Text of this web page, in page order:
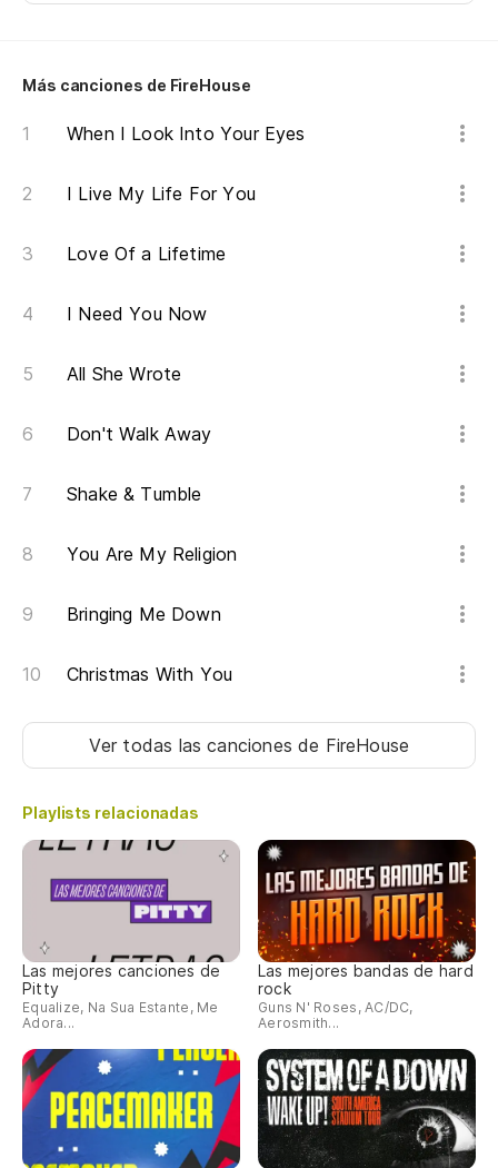
Más canciones de FireHouse
When I Look Into Your Eyes
I Live My Life For You
Love Of a Lifetime
I Need You Now
All She Wrote
Don't Walk Away
Shake & Tumble
You Are My Religion
Bringing Me Down
Christmas With You
Ver todas las cancionesde FireHouse
Playlists relacionadas
Las mejores canciones de
Pitty
Equalize, Na Sua Estante, Me
Adora...
Las mejores bandas de hard
rock
Guns N' Roses, AC/DC,
Aerosmith...